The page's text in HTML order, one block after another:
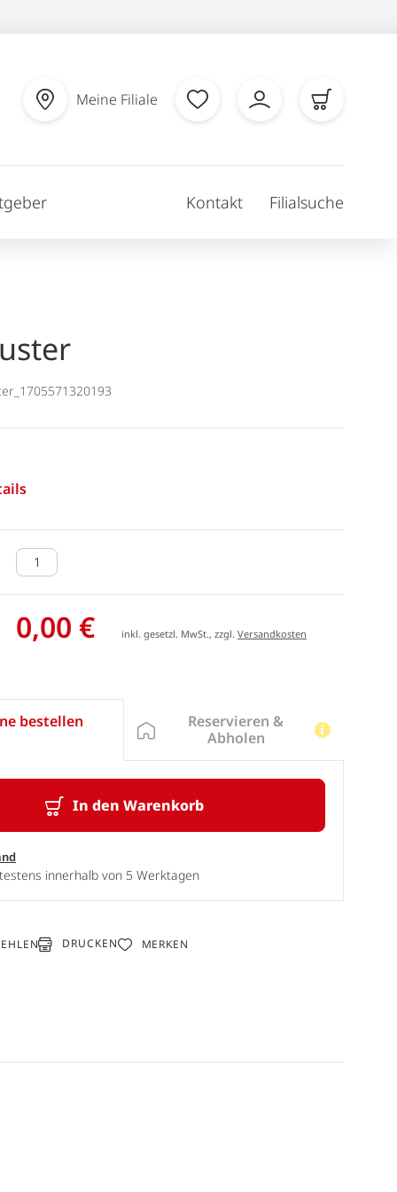
Meine Filiale
Kontakt Filialsuche
0,00 € inkl. gesetzl. MwSt., zzgl.Versandkosten
bestellen
In den Warenkorb
innerhalb von 5 Werktagen
Reservieren &
Abholen
DRUCKEN MERKEN